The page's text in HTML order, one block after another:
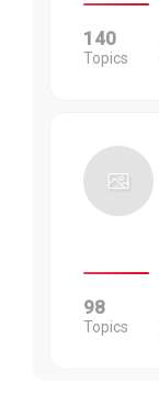
140
Topics
98
Topics